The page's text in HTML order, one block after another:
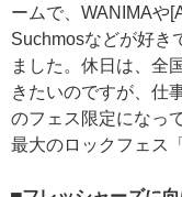
ームで、WANIMAや
Suchmosなどが好き
ました。休日は、全
きたいのですが、仕
のフェス限定になっ
最大のロックフェス